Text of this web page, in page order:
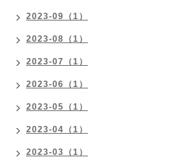
2023-09（1）
2023-08（1）
2023-07（1）
2023-06（1）
2023-05（1）
2023-04（1）
2023-03（1）